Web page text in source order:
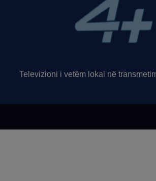
Televizioni i vetëm lokal në